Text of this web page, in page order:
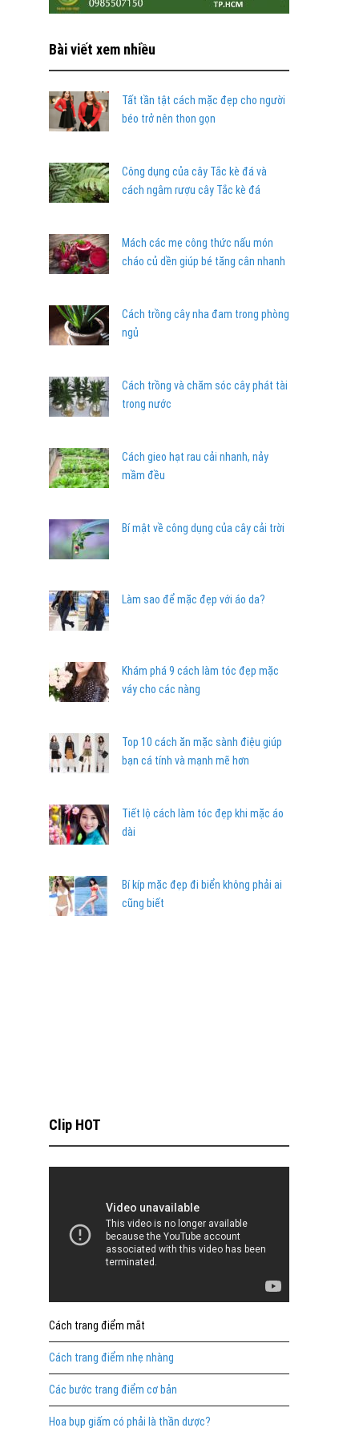
Bài viết xem nhiều
Tất tần tật cách mặc đẹp cho người
béo trở nên thon gọn
Công dụng của cây Tắc kè đá và
cách ngâm rượu cây Tắc kè đá
Mách các mẹ công thức nấu món
cháo củ dền giúp bé tăng cân nhanh
Cách trồng cây nha đam trong phòng
ngủ
Cách trồng và chăm sóc cây phát tài
trong nước
Cách gieo hạt rau cải nhanh, nảy
mầm đều
Bí mật về công dụng của cây cải trời
Làm sao để mặc đẹp với áo da?
Khám phá 9 cách làm tóc đẹp mặc
váy cho các nàng
Top 10 cách ăn mặc sành điệu giúp
bạn cá tính và mạnh mẽ hơn
Tiết lộ cách làm tóc đẹp khi mặc áo
dài
Bí kíp mặc đẹp đi biển không phải ai
cũng biết
Clip HOT
Cách trang điểm mắt
Cách trang điểm nhẹ nhàng
Các bước trang điểm cơ bản
Hoa bụp giấm có phải là thần dược?